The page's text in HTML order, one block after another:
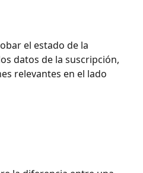
el estado de la
datos de la suscripción,
relevantes en el lado